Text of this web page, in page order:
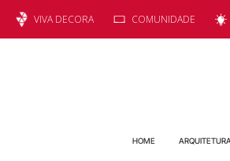
VIVA DECORA COMUNIDADE
HOME ARQUITETURA